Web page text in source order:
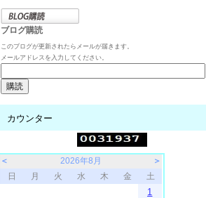
ブログ購読
このブログが更新されたらメールが届きます。
メールアドレスを入力してください。
カウンター
＜ 2026年8月
＞
日
月 火 水 木 金 土
1